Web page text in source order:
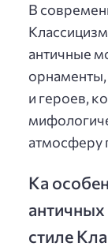
В
античные
и героев,
атмосферу
Ка
стиле